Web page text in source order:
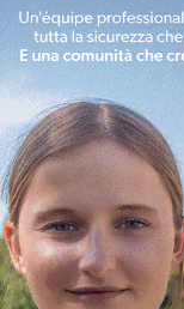
Slittano dal 5 al
i gironi di serie D
Senza categoria 4